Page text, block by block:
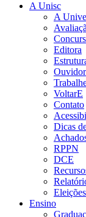
A Unisc
A
Editora
VoltarE
Contato
Dicas
RPPN
DCE
Ensino